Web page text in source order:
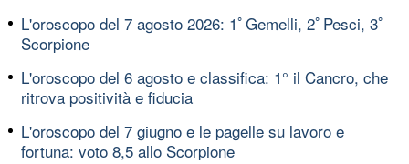
L'oroscopo del 7 agosto 2026: 1ﾟGemelli, 2ﾟPesci, 3ﾟ
Scorpione
L'oroscopo del 6 agosto e classifica: 1° il Cancro, che
ritrova positività e fiducia
L'oroscopo del 7 giugno e le pagelle su lavoro e
fortuna: voto 8,5 allo Scorpione